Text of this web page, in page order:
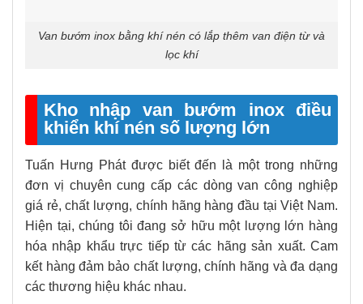
Van bướm inox bằng khí nén có lắp thêm van điện từ và
lọc khí
Kho nhập van bướm inox điều
khiển khí nén số lượng lớn
Tuấn Hưng Phát được biết đến là một trong những
đơn vị chuyên cung cấp các dòng van công nghiệp
giá rẻ, chất lượng, chính hãng hàng đầu tại Việt Nam.
Hiện tại, chúng tôi đang sở hữu một lượng lớn hàng
hóa nhập khẩu trực tiếp từ các hãng sản xuất. Cam
kết hàng đảm bảo chất lượng, chính hãng và đa dạng
các thương hiệu khác nhau.